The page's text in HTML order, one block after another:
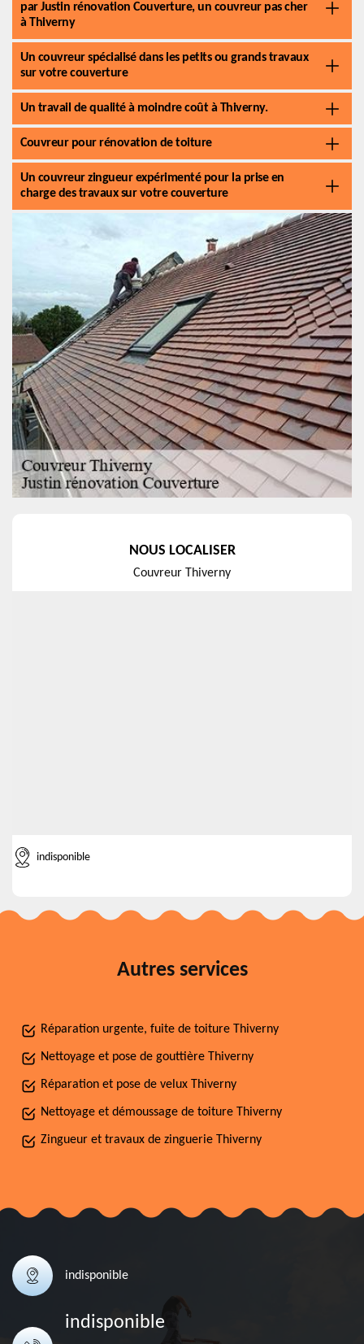
par Justin rénovation Couverture, un couvreur pas cher
à Thiverny
Un couvreur spécialisé dans les petits ou grands travaux
sur votre couverture
Un travail de qualité à moindre coût à Thiverny.
Couvreur pour rénovation de toiture
Un couvreur zingueur expérimenté pour la prise en
charge des travaux sur votre couverture
NOUS LOCALISER
Couvreur Thiverny
indisponible
Autres services
Réparation urgente, fuite de toiture Thiverny
Nettoyage et pose de gouttière Thiverny
Réparation et pose de velux Thiverny
Nettoyage et démoussage de toiture Thiverny
Zingueur et travaux de zinguerie Thiverny
indisponible
indisponible